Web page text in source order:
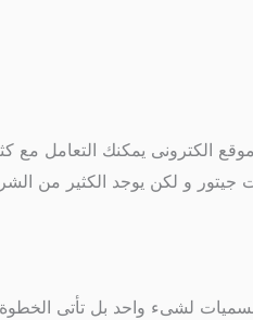
الكترونى يمكنك التعامل
و لكن يوجد الكثير من
لشىء واحد بل تأتى